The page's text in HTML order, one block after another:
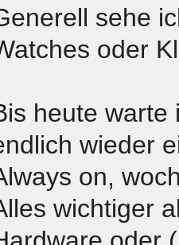
sehe
oder
heute warte
wieder
on,
wichtiger